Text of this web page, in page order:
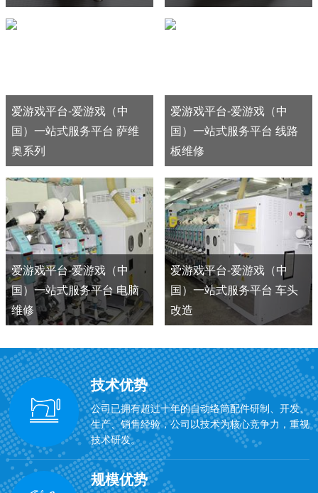
爱游戏平台-爱游戏（中
国）一站式服务平台 萨维
奥系列
爱游戏平台-爱游戏（中
国）一站式服务平台 线路
板维修
爱游戏平台-爱游戏（中
国）一站式服务平台 电脑
维修
爱游戏平台-爱游戏（中
国）一站式服务平台 车头
改造
技术优势
公司已拥有超过十年的自动络筒配件研制、开发、
生产、销售经验，公司以技术为核心竞争力，重视
技术研发。
规模优势